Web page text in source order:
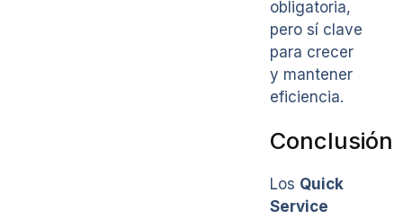
obligatoria,
pero sí clave
para crecer
y mantener
eficiencia.
Conclusión
Los Quick
Service